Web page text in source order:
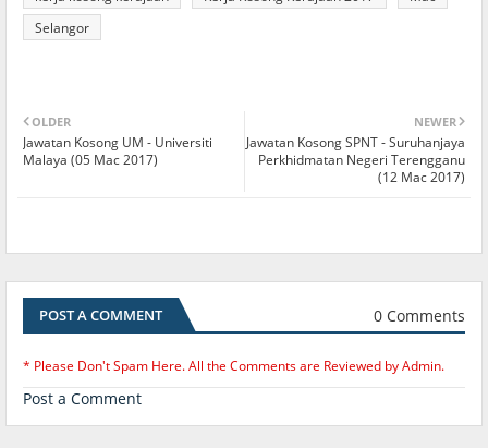
Selangor
NEWER
Jawatan Kosong SPNT - Suruhanjaya
Perkhidmatan Negeri Terengganu
(12 Mac 2017)
OLDER
Jawatan Kosong UM - Universiti
Malaya (05 Mac 2017)
POST A COMMENT 0 Comments
* Please Don't Spam Here. All the Comments are Reviewed by Admin.
Post a Comment